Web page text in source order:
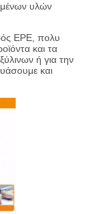
υλών
EPE, πολυ
και τα
ή για την
και